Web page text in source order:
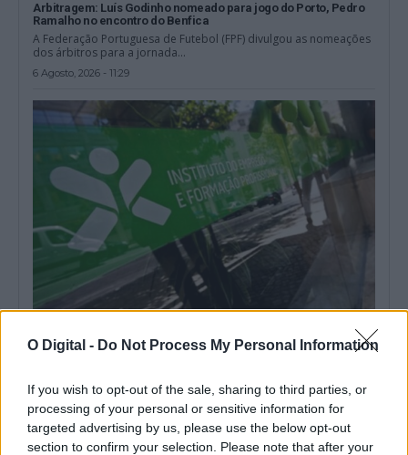
O Digital - Do Not Process My Personal Information
If you wish to opt-out of the sale, sharing to third parties, or
processing of your personal or sensitive information for
targeted advertising by us, please use the below opt-out
section to confirm your selection. Please note that after your
Arbitragem: Luís Godinho nomeado para jogo do Porto, Pedro
Ramalho no encontro do Benfica
A Federação Portuguesa de Futebol (FPF) divulgou as nomeações
dos árbitros para a jornada...
6 Agosto, 2026 - 11:29
Desemprego no Alentejo diminuiu 22,5% no primeiro semestre
de 2026: conheça os dados por concelho
dos 47 concelhos do Alentejo...
6 Agosto, 2026 - 11:21